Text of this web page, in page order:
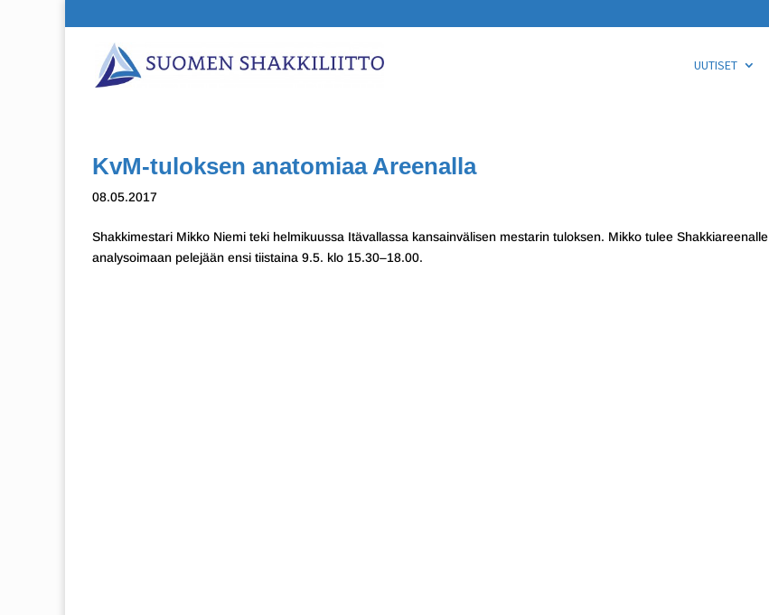
UUTISET
KvM-tuloksen anatomiaa Areenalla
08.05.2017
Shakkimestari Mikko Niemi teki helmikuussa Itävallassa kansainvälisen mestarin tuloksen. Mikko tulee Shakkiareenalle
analysoimaan pelejään ensi tiistaina 9.5. klo 15.30–18.00.